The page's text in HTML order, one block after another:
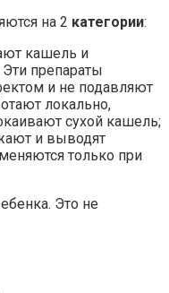
на 2 категории:
кашель и
препараты
и не подавляют
локально,
сухой кашель;
и выводят
только при
Это не